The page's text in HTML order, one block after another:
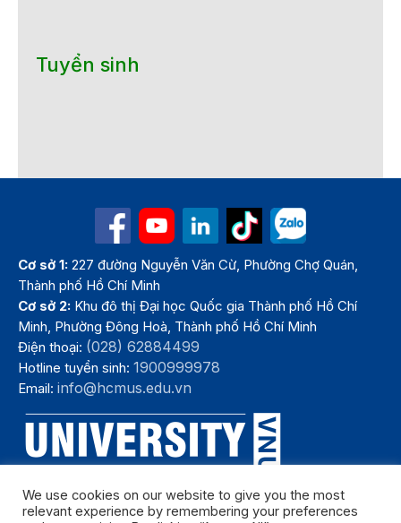
Tuyển sinh
Cơ sở 1: 227 đường Nguyễn Văn Cừ, Phường Chợ Quán,
Thành phố Hồ Chí Minh
Cơ sở 2: Khu đô thị Đại học Quốc gia Thành phố Hồ Chí
Minh, Phường Đông Hoà, Thành phố Hồ Chí Minh
Điện thoại: (028) 62884499
Hotline tuyển sinh:1900999978
Email:info@hcmus.edu.vn
We use cookies on our website to give you the most
relevant experience by remembering your preferences